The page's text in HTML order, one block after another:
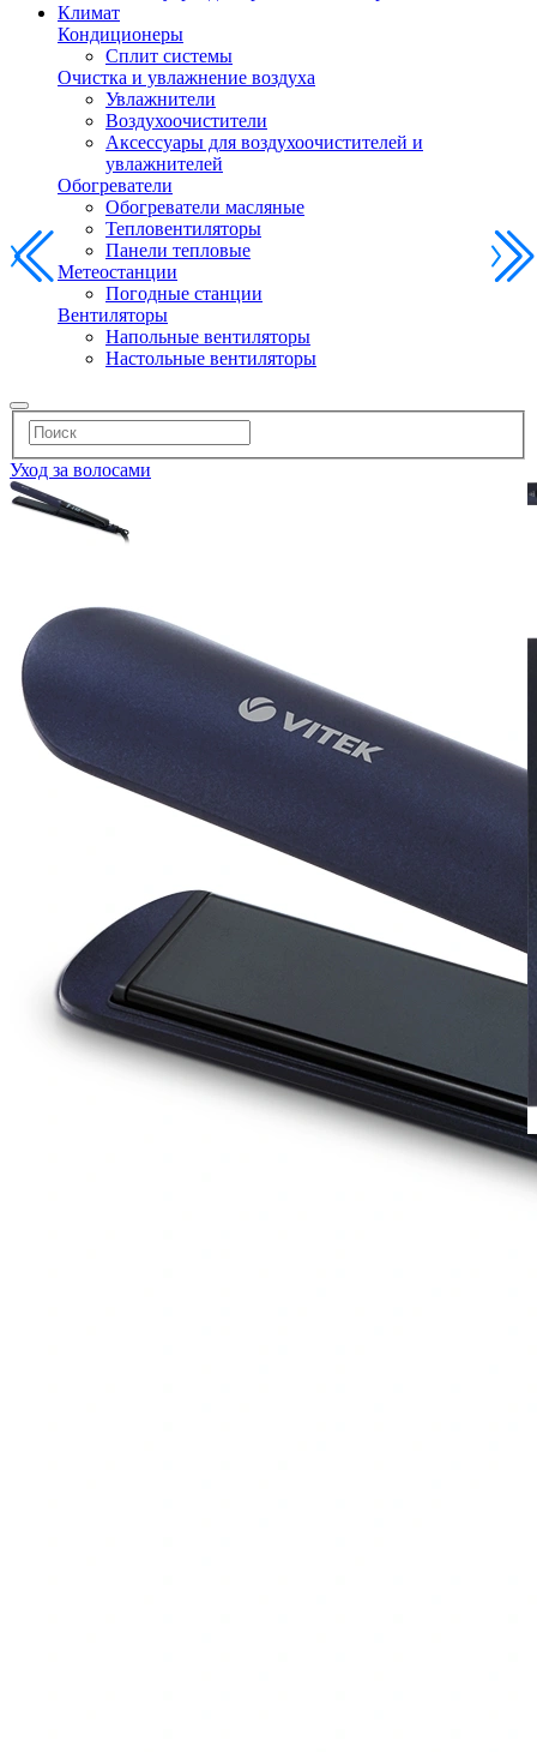
Климат
Кондиционеры
Сплит системы
Очистка и увлажнение воздуха
Увлажнители
Воздухоочистители
Аксессуары для воздухоочистителей и
увлажнителей
Обогреватели
Обогреватели масляные
Тепловентиляторы
Панели тепловые
Метеостанции
Погодные станции
Вентиляторы
Напольные вентиляторы
Настольные вентиляторы
Уход за волосами